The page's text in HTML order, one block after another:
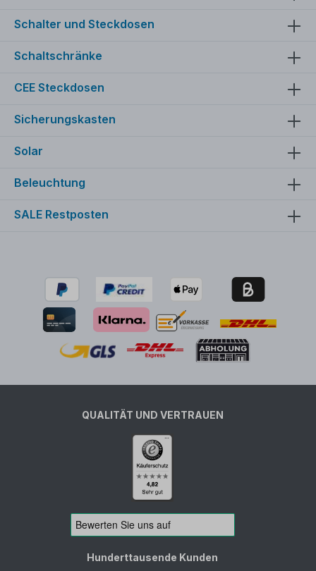
Schalter und Steckdosen
Schaltschränke
CEE Steckdosen
Sicherungskasten
Solar
Beleuchtung
SALE Restposten
QUALITÄT UND VERTRAUEN
Hunderttausende Kunden